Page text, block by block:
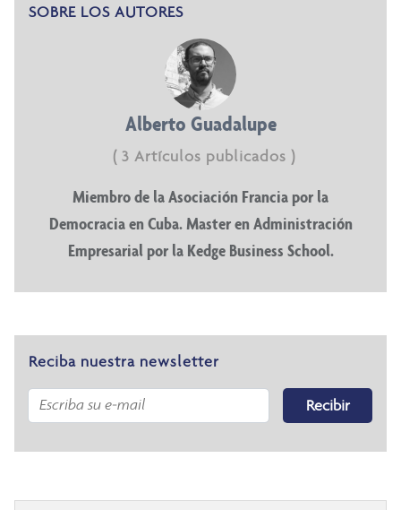
SOBRE LOS AUTORES
Alberto Guadalupe
( 3 Artículos publicados )
Miembro de la Asociación Francia por la
Democracia en Cuba. Master en Administración
Empresarial por la Kedge Business School.
Reciba nuestra newsletter
Recibir